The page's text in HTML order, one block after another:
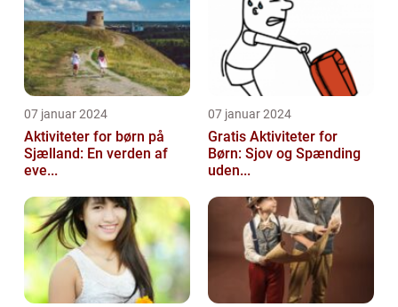
07 januar 2024
Aktiviteter for børn på
Sjælland: En verden af
eve...
07 januar 2024
Gratis Aktiviteter for
Børn: Sjov og Spænding
uden...